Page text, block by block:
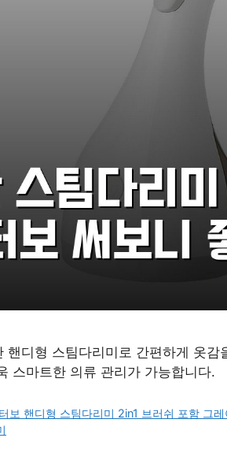
핸디형 스팀다리미로 간편하게 옷
스마트한 의류 관리가 가능합니다.
보 핸디형 스팀다리미 2in1 브러쉬 포함 그레